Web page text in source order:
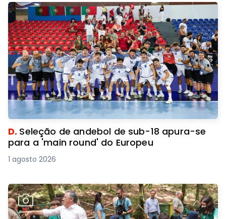
D. Seleção de andebol de sub-18 apura-se
para a 'main round' do Europeu
1 agosto 2026